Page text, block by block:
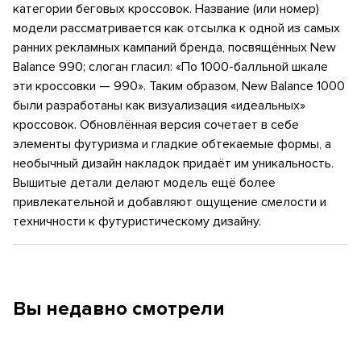
категории беговых кроссовок. Название (или номер)
модели рассматривается как отсылка к одной из самых
ранних рекламных кампаний бренда, посвящённых New
Balance 990; слоган гласил: «По 1000-балльной шкале
эти кроссовки — 990». Таким образом, New Balance 1000
были разработаны как визуализация «идеальных»
кроссовок. Обновлённая версия сочетает в себе
элементы футуризма и гладкие обтекаемые формы, а
необычный дизайн накладок придаёт им уникальность.
Вышитые детали делают модель ещё более
привлекательной и добавляют ощущение смелости и
техничности к футуристическому дизайну.
Вы недавно смотрели